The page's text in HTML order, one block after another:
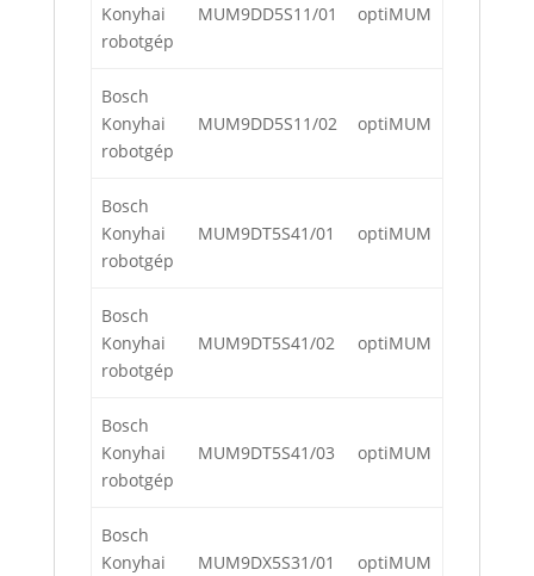
Konyhai
robotgép
MUM9DD5S11/01 optiMUM
Bosch
Konyhai
robotgép
MUM9DD5S11/02 optiMUM
Bosch
Konyhai
robotgép
MUM9DT5S41/01 optiMUM
Bosch
Konyhai
robotgép
MUM9DT5S41/02 optiMUM
Bosch
Konyhai
robotgép
MUM9DT5S41/03 optiMUM
Bosch
Konyhai
MUM9DX5S31/01 optiMUM